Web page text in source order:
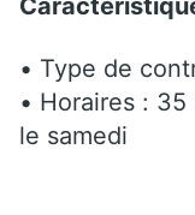
• Type de
• Horaires :
le samedi